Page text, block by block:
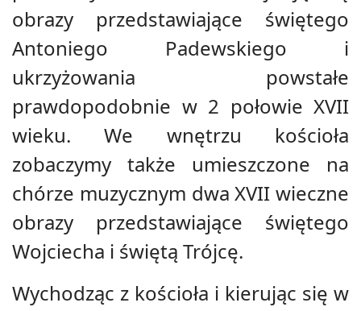
obrazy przedstawiające świętego
Antoniego Padewskiego i
ukrzyżowania powstałe
prawdopodobnie w 2 połowie XVII
wieku. We wnętrzu kościoła
zobaczymy także umieszczone na
chórze muzycznym dwa XVII wieczne
obrazy przedstawiające świętego
Wojciecha i świętą Trójcę.
Wychodząc z kościoła i kierując się w